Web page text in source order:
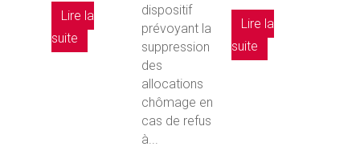
Lire la
suite
dispositif
prévoyant la
suppression
des
allocations
chômage en
cas de refus
à...
Lire la
suite